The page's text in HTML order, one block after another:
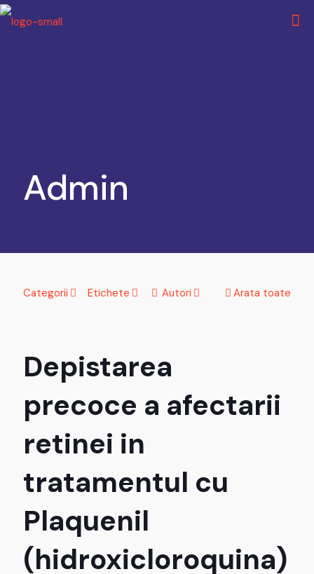
Admin
Categorii Etichete Autori Arata toate
Depistarea
precoce a afectarii
retinei in
tratamentul cu
Plaquenil
(hidroxicloroquina)